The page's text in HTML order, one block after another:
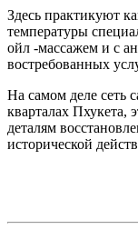
Здесь практикуют
температуры
ойл -массажем и с
востребованных
На самом деле сеть
кварталах Пхукета,
деталям
исторической